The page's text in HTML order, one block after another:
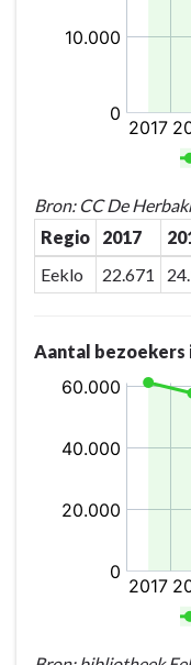
innoverende
Bron: CC De
Regio
2017
Eeklo
22.671
Aantal bezoekers